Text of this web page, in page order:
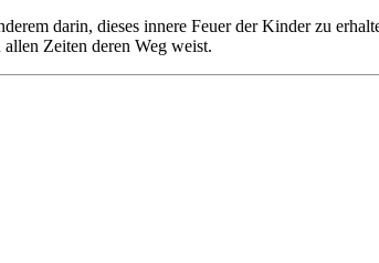
darin, dieses innere Feuer der Kinder zu
Zeiten deren Weg weist.